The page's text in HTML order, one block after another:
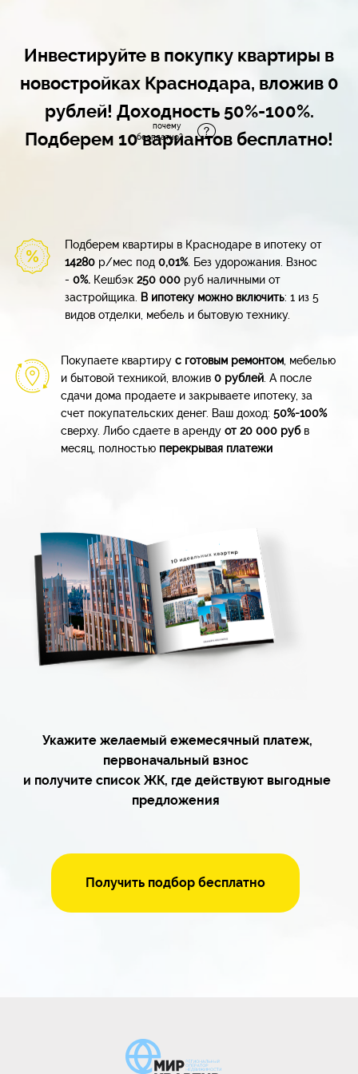
Инвестируйте в покупку квартиры в
новостройках Краснодара, вложив 0
рублей! Доходность 50%-100%.
Подберем 10 вариантов бесплатно!
Подберем квартиры в Краснодаре в ипотеку от
14280 р/мес под 0,01%. Без удорожания.
Взнос
- 0%. Кешбэк 250 000 руб наличными от
застройщика.
В ипотеку можно включить: 1 из 5
видов отделки, мебель и бытовую технику.
Покупаете квартиру с готовым ремонтом , мебелью
и бытовой техникой, вложив 0 рублей . А после
сдачи дома продаете и закрываете ипотеку, за
счет покупательских денег. Ваш доход: 50%-100%
сверху. Либо сдаете в аренду от 20 000 руб в
месяц, полностью перекрывая платежи
почему
бесплатно?
Укажите желаемый ежемесячный платеж,
первоначальный взнос
и получите список ЖК, где действуют выгодные
предложения
Получить подбор бесплатно